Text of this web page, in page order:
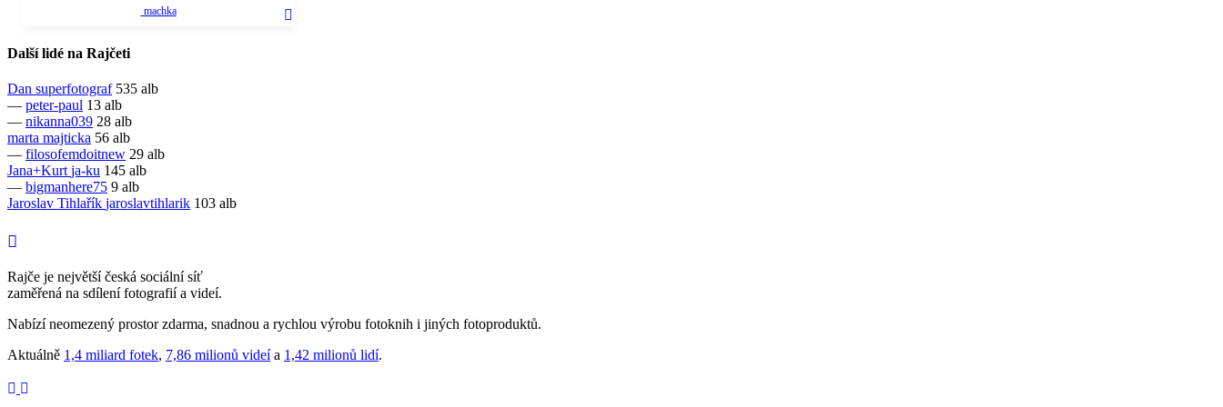
machka
Další lidé na Rajčeti
Dan superfotograf 535 alb
— peter-paul 13 alb
— nikanna039 28 alb
marta majticka 56 alb
— filosofemdoitnew 29 alb
Jana+Kurt ja-ku 145 alb
— bigmanhere75 9 alb
Jaroslav Tihlařík jaroslavtihlarik 103 alb
Rajče je největší česká sociální síť
zaměřená na sdílení fotografií a videí.
Nabízí neomezený prostor zdarma, snadnou a rychlou výrobu fotoknih i jiných fotoproduktů.
Aktuálně 1,4 miliard fotek, 7,86 milionů videía 1,42 milionů lidí.